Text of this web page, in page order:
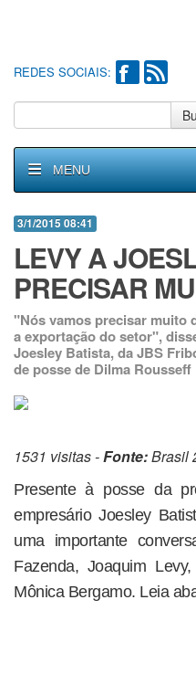
REDES SOCIAIS:
MENU
3/1/2015 08:41
LEVY A
PRECISAR
"Nós vamos precisar muito
a exportação do setor",
Joesley Batista, da JBS
de posse de Dilma Rousseff
1531 visitas -Fonte:Brasil
Presente à posse da
empresário Joesley
uma importante
Fazenda, Joaquim
Mônica Bergamo. Leia